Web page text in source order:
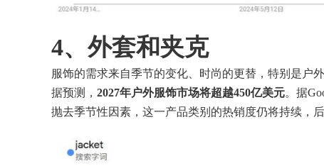
4、 外套和夹克
服饰的需求来自季节的变化、时尚的更替，特别是户
据预测， 2027年户外服饰市场将超越450亿美元。据
抛去季节性因素，这一产品类别的热销度仍将持续，后